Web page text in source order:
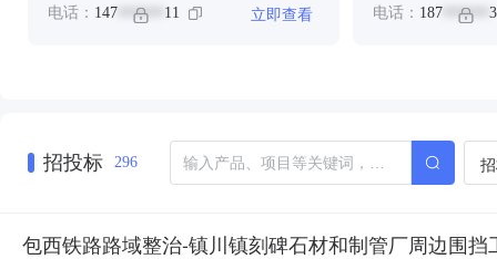
电话： 147 ****** 11 立即查看 电话： 187 ******
招投标 296
包西铁路路域整治-镇川镇刻碑石材和制管厂周边围挡